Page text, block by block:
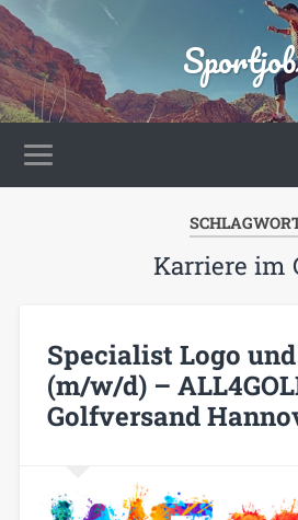
Karriere im
Specialist Logo
(m/w/d) –
Golfversand